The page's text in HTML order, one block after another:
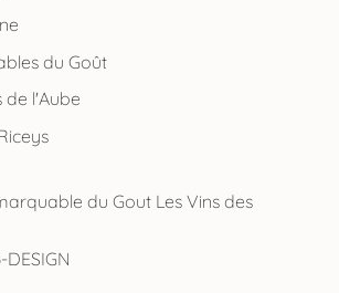
du Goût
de l'Aube
du Gout Les Vins des
DESIGN